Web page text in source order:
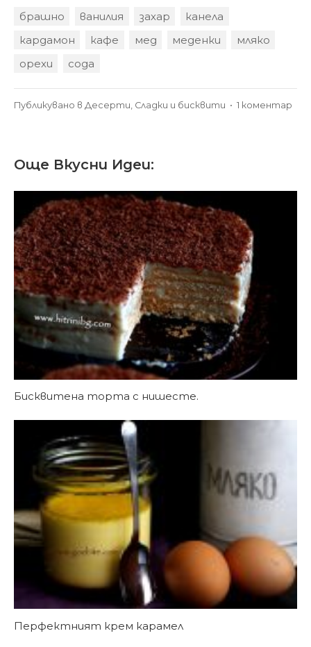
брашно ванилия захар
канела
кардамон
кафе мед меденки
мляко
орехи
сода
Публикувано в Десерти, Сладки и бисквити • 1 коментар
Още Вкусни Идеи:
Бисквитена торта с нишесте.
Перфектният крем карамел